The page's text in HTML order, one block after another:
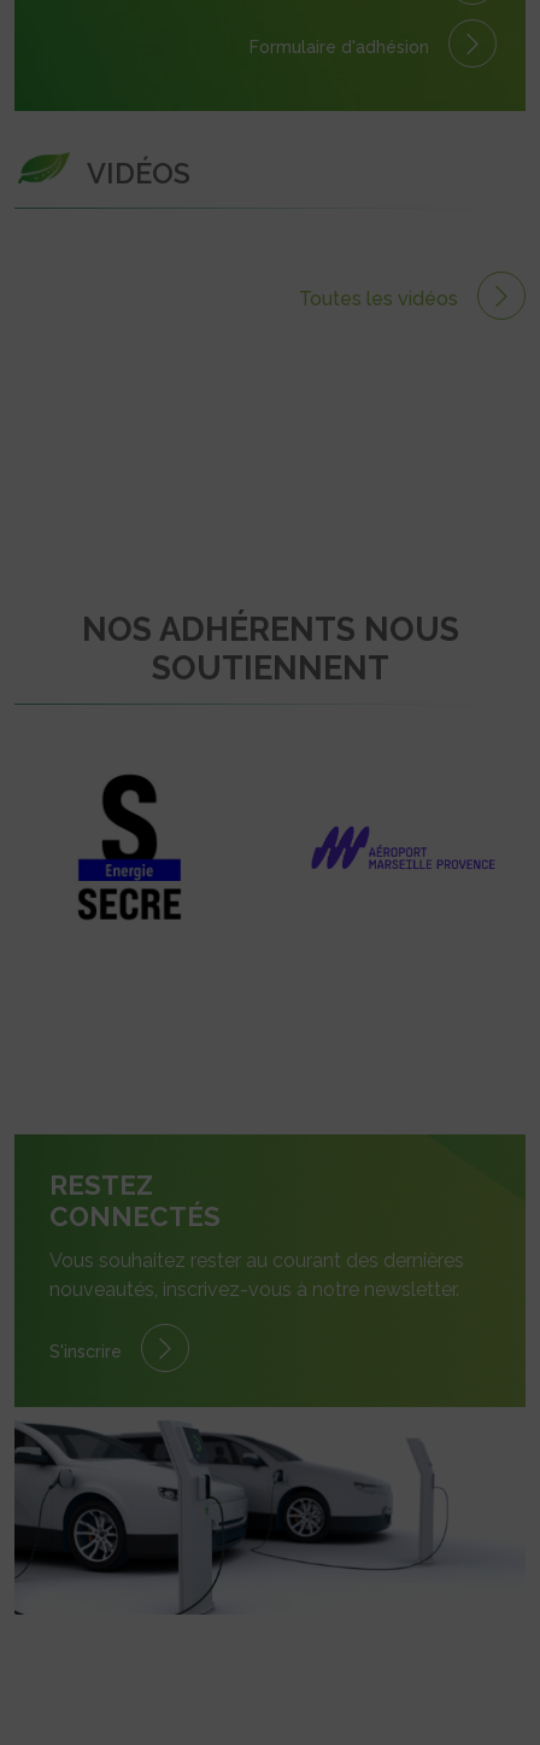
Formulaire d'adhésion
VIDÉOS
Toutes les vidéos
NOS ADHÉRENTS NOUS
SOUTIENNENT
RESTEZ
CONNECTÉS
Vous souhaitez rester au courant des dernières
nouveautés, inscrivez-vous à notre newsletter.
S'inscrire